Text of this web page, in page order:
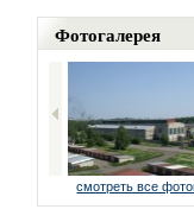
Фотогалерея
смотреть все